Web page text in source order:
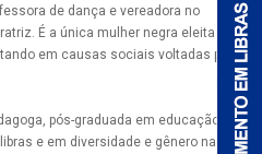
de dança e vereadora no
É a única mulher negra eleita na
em causas sociais voltadas para
pós-graduada em educação
e em diversidade e gênero na